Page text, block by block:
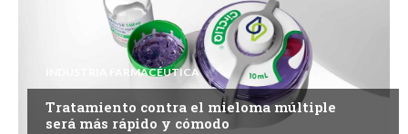
INDUSTRIA FARMACÉUTICA
Tratamiento contra el mieloma múltiple
será más rápido y cómodo